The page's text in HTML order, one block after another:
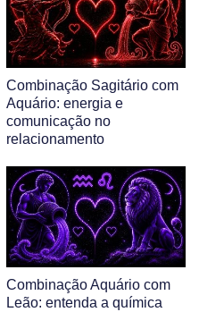
Combinação Sagitário com
Aquário: energia e
comunicação no
relacionamento
Combinação Aquário com
Leão: entenda a química